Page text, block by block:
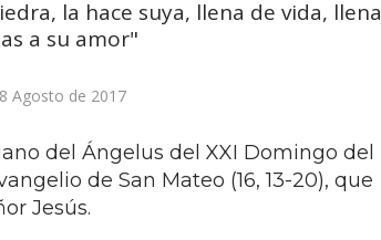
la hace suya, llena de vida, llena
a su amor"
Agosto de 2017
del Ángelus del XXI Domingo del
de San Mateo (16, 13-20), que
Jesús.